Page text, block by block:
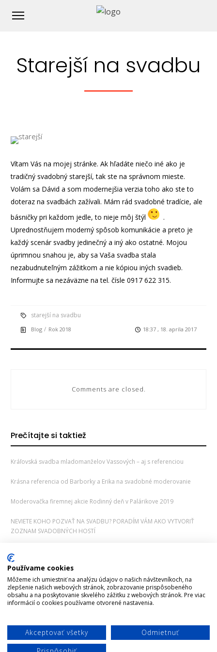
Starejší na svadbu
Vítam Vás na mojej stránke. Ak hľadáte niečo iné ako je
tradičný svadobný starejší, tak ste na správnom mieste.
Volám sa Dávid a som modernejšia verzia toho ako ste to
doteraz na svadbách zažívali. Mám rád svadobné tradície, ale
básničky pri každom jedle, to nieje môj štýl
.
Uprednostňujem moderný spôsob komunikácie a preto je
každý scenár svadby jedinečný a iný ako ostatné. Mojou
úprimnou snahou je, aby sa Vaša svadba stala
nezabudnuteľným zážitkom a nie kópiou iných svadieb.
Informujte sa nezáväzne na tel. čísle 0917 622 315.
starejší na svadbu
Blog / Rok 2018 18:37 , 18. apríla 2017
Comments are closed.
Prečítajte si taktiež
Kráľovská svadba mladomanželov Vassových – aj s referenciou
Krásna referencia od Barborky a Erika na svadobné moderovanie
Moderovačka firemnej akcie Rodinný deň v Palárikove 2019
NEVIETE KOHO POZVAŤ NA SVADBU? PORADÍM VÁM AKO VYTVORIŤ
ZOZNAM SVADOBNÝCH HOSTÍ
SVADOBNÉ MODEROVANIE V NITRE: PERFEKTNÁ ATMOSFÉRA V HOTELI
ZLATÝ KĽÚČIK
TUŠÍTE PREČO NEVESTY NOSIA SVADOBNÚ KYTICU?
Používame cookies
Môžeme ich umiestniť na analýzu údajov o našich návštevníkoch, na
zlepšenie našich webových stránok, zobrazovanie prispôsobeného
obsahu a na poskytovanie skvelého zážitku z webových stránok. Pre viac
informácií o cookies používame otvorené nastavenia.
Akceptovať všetky
Odmietnuť